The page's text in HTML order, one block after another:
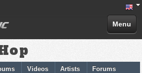
Menu
Videos Artists Forums